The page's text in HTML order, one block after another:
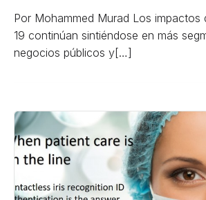
Por Mohammed Murad Los impactos
19 continúan sintiéndose en más
negocios públicos y[…]